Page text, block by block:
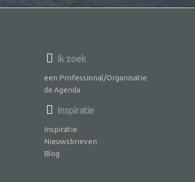
Ik zoek
een Professional/Organisatie
de Agenda
Inspiratie
Inspiratie
Nieuwsbrieven
Blog